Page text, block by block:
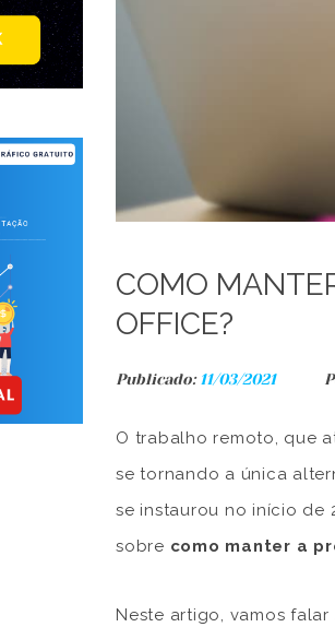
COMO
OFFICE?
Publicado: 11/03/2021
O trabalho remoto, que
se tornando a única
se instaurou no início de
sobre como manter a
Neste artigo, vamos